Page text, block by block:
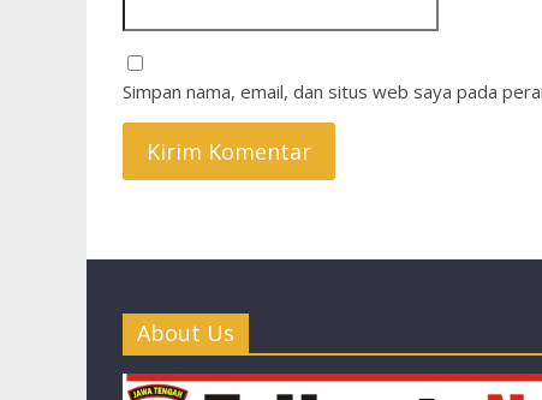
Simpan nama, email, dan situs web saya pada
About Us